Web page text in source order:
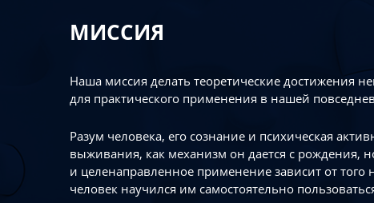
МИССИЯ
Наша миссия делать теоретические достижения
для практического применения в нашей
Разум человека, его сознание и психическая
выживания, как механизм он дается с рождения,
и целенаправленное применение зависит от
человек научился им самостоятельно